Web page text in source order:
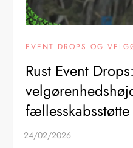
EVENT DROPS OG
Rust Event
fællesskabsstøtte